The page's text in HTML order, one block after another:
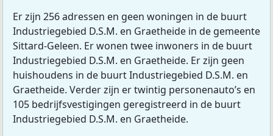
Er zijn 256 adressen en geen woningen in de buurt
Industriegebied D.S.M. en Graetheide in de gemeente
Sittard-Geleen. Er wonen twee inwoners in de buurt
Industriegebied D.S.M. en Graetheide. Er zijn geen
huishoudens in de buurt Industriegebied D.S.M. en
Graetheide. Verder zijn er twintig personenauto’s en
105 bedrijfsvestigingen geregistreerd in de buurt
Industriegebied D.S.M. en Graetheide.